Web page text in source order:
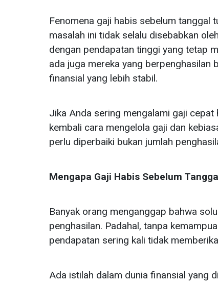
Fenomena gaji habis sebelum tanggal
masalah ini tidak selalu disebabkan
dengan pendapatan tinggi yang tetap
ada juga mereka yang berpenghasilan
finansial yang lebih stabil.
Jika Anda sering mengalami gaji
kembali cara mengelola gaji dan
perlu diperbaiki bukan jumlah
Mengapa Gaji Habis Sebelum
Banyak orang menganggap bahwa
penghasilan. Padahal, tanpa
pendapatan sering kali tidak
Ada istilah dalam dunia finansial yang